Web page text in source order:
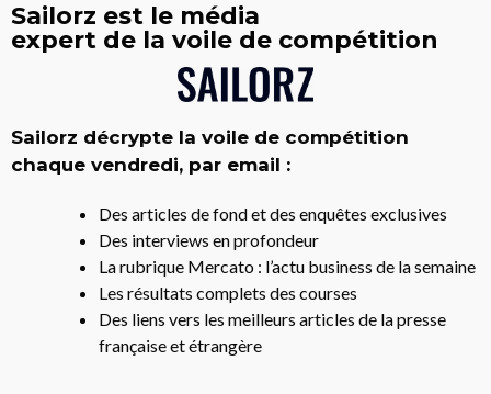
Sailorz est le média
expert de la voile de compétition
Sailorz décrypte la voile de compétition
chaque vendredi, par email :
Des articles de fond et des enquêtes exclusives
Des interviews en profondeur
La rubrique Mercato : l’actu business de la semaine
Les résultats complets des courses
Des liens vers les meilleurs articles de la presse
française et étrangère